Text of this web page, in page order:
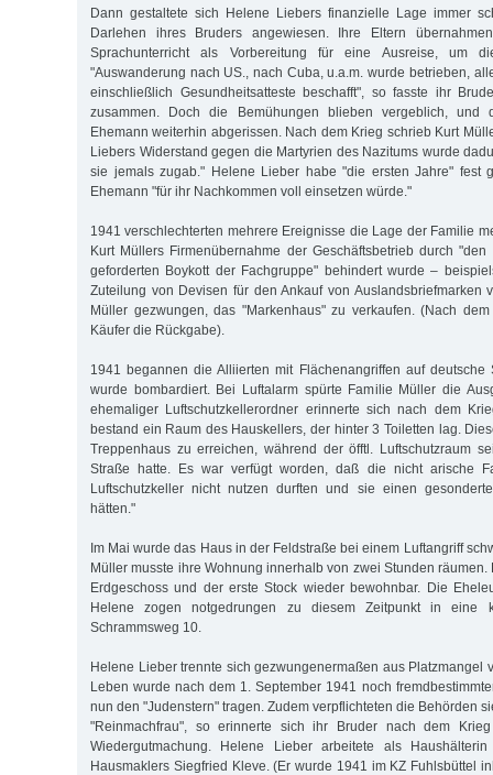
Dann gestaltete sich Helene Liebers finanzielle Lage immer
Darlehen ihres Bruders angewiesen. Ihre Eltern
Sprachunterricht als Vorbereitung für eine Ausreise, um
"Auswanderung nach US., nach Cuba, u.a.m. wurde betrieben,
einschließlich Gesundheitsatteste beschafft", so fasste ihr
zusammen. Doch die Bemühungen blieben vergeblich, und
Ehemann weiterhin abgerissen. Nach dem Krieg schrieb Kurt
Liebers Widerstand gegen die Martyrien des Nazitums wurde
sie jemals zugab." Helene Lieber habe "die ersten Jahre" fest
Ehemann "für ihr Nachkommen voll einsetzen würde."
1941 verschlechterten mehrere Ereignisse die Lage der Familie
Kurt Müllers Firmenübernahme der Geschäftsbetrieb durch
geforderten Boykott der Fachgruppe" behindert wurde –
Zuteilung von Devisen für den Ankauf von Auslandsbriefmarken
Müller gezwungen, das "Markenhaus" zu verkaufen. (Nach
Käufer die Rückgabe).
1941 begannen die Alliierten mit Flächenangriffen auf deutsche
wurde bombardiert. Bei Luftalarm spürte Familie Müller die
ehemaliger Luftschutzkellerordner erinnerte sich nach dem
bestand ein Raum des Hauskellers, der hinter 3 Toiletten lag.
Treppenhaus zu erreichen, während der öfftl. Luftschutzraum
Straße hatte. Es war verfügt worden, daß die nicht arische
Luftschutzkeller nicht nutzen durften und sie einen
hätten."
Im Mai wurde das Haus in der Feldstraße bei einem Luftangriff
Müller musste ihre Wohnung innerhalb von zwei Stunden räumen.
Erdgeschoss und der erste Stock wieder bewohnbar. Die
Helene zogen notgedrungen zu diesem Zeitpunkt in eine
Schrammsweg 10.
Helene Lieber trennte sich gezwungenermaßen aus Platzmangel
Leben wurde nach dem 1. September 1941 noch
nun den "Judenstern" tragen. Zudem verpflichteten die Behörden
"Reinmachfrau", so erinnerte sich ihr Bruder nach dem
Wiedergutmachung. Helene Lieber arbeitete als
Hausmaklers Siegfried Kleve. (Er wurde 1941 im KZ Fuhlsbüttel